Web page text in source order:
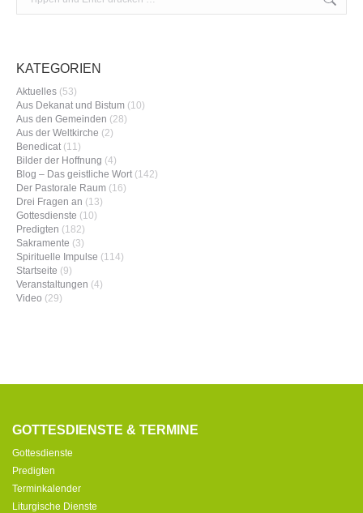
KATEGORIEN
Aktuelles (53)
Aus Dekanat und Bistum (10)
Aus den Gemeinden (28)
Aus der Weltkirche (2)
Benedicat(11)
Bilder der Hoffnung (4)
Blog – Das geistliche Wort(142)
Der Pastorale Raum (16)
Drei Fragen an (13)
Gottesdienste (10)
Predigten (182)
Sakramente (3)
Spirituelle Impulse (114)
Startseite (9)
Veranstaltungen (4)
Video (29)
GOTTESDIENSTE & TERMINE
Gottesdienste
Predigten
Terminkalender
Liturgische Dienste